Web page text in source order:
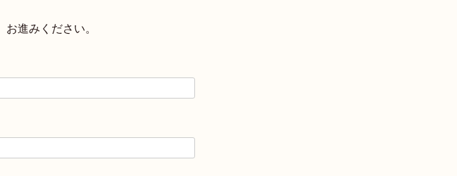
進みください。